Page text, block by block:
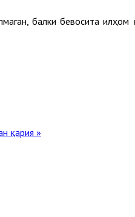
балки бевосита илҳом
қария »